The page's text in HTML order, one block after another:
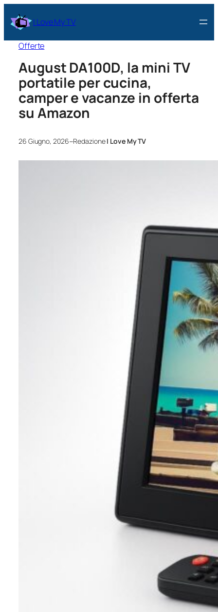
I Love My TV
Offerte
August DA100D, la mini TV
portatile per cucina,
camper e vacanze in offerta
su Amazon
26 Giugno, 2026–RedazioneI Love My TV